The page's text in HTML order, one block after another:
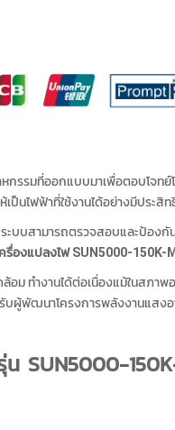
หกรรมที่ออกแบบมาเพื่อตอบโจท
เป็นไฟฟ้าที่ใช้งานได้อย่างมีประ
ระบบสามารถตรวจสอบและป้องกั
ครื่องแปลงไฟ SUN5000-150K-
อม ทำงานได้ต่อเนื่องแม้ในสภา
บผู้พัฒนาโครงการพลังงานแสง
SUN5000-